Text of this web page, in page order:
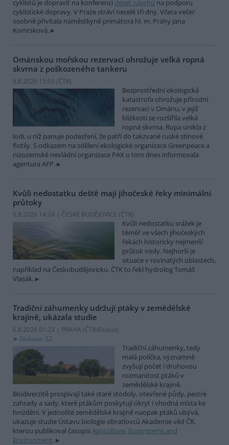
cyklistů je dopravit na konferenci deset návrhů na podporu
cyklistické dopravy. V Praze stráví necelé tři dny. Včera večer
osobně přivítala náměstkyně primátora hl. m. Prahy Jana
Komrsková.
Ománskou mořskou rezervaci ohrožuje velká ropná
skvrna z poškozeného tankeru
6.8.2026 15:03 (ČTK)
Bezprostřední ekologická
katastrofa ohrožuje přírodní
rezervaci v Ománu, v jejíž
blízkosti se rozšířila velká
ropná skvrna. Ropa unikla z
lodi, u níž panuje podezření, že patří do takzvané ruské stínové
flotily. S odkazem na sdělení ekologické organizace Greenpeace a
nizozemské nevládní organizace PAX o tom dnes informovala
agentura AFP.
Kvůli nedostatku deště mají jihočeské řeky minimální
průtoky
6.8.2026 14:24 | ČESKÉ BUDĚJOVICE (ČTK)
Kvůli nedostatku srážek je
téměř ve všech jihočeských
řekách historicky nejmenší
průtok vody. Nejhorší je
situace v rovinatých oblastech,
například na Českobudějovicku. ČTK to řekl hydrolog Tomáš
Vlasák.
Tradiční záhumenky udržují ptáky v zemědělské
krajině, ukázala studie
6.8.2026 01:23 | PRAHA (ČTK/Ekolist)
Diskuse: 22
Tradiční záhumenky, tedy
malá políčka, významně
zvyšují počet i druhovou
rozmanitost ptáků v
zemědělské krajině.
Biodiverzitě prospívají také staré stodoly, otevřené půdy, pestré
zahrady a sady, které ptákům poskytují úkryt i vhodná místa ke
hnízdění. V jednolité zemědělské krajině naopak ptáků ubývá,
ukazuje studie Ústavu biologie obratlovců Akademie věd ČR,
kterou publikoval časopisAgriculture, Ecosystems and
Environment.